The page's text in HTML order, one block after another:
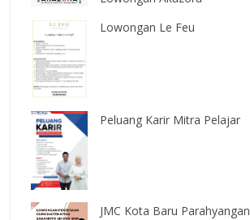
Lowongan Le Feu
Peluang Karir Mitra Pelajar
JMC Kota Baru Parahyangan